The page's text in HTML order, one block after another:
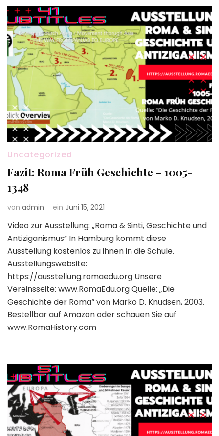
Uncategorized
Fazit: Roma Früh Geschichte – 1005-
1348
von admin ein Juni 15, 2021
Video zur Ausstellung: „Roma & Sinti, Geschichte und
Antiziganismus“ In Hamburg kommt diese
Ausstellung kostenlos zu ihnen in die Schule.
Ausstellungswebsite:
https://ausstellung.romaedu.org Unsere
Vereinsseite: www.RomaEdu.org Quelle: „Die
Geschichte der Roma“ von Marko D. Knudsen, 2003.
Bestellbar auf Amazon oder schauen Sie auf
www.RomaHistory.com